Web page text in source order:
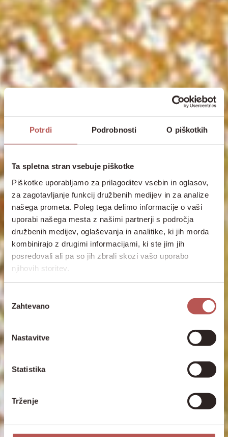
Potrdi Podrobnosti O piškotkih
Ta spletna stran vsebuje piškotke
Piškotke uporabljamo za prilagoditev vsebin in oglasov,
za zagotavljanje funkcij družbenih medijev in za analize
našega prometa. Poleg tega delimo informacije o vaši
uporabi našega mesta z našimi partnerji s področja
družbenih medijev, oglaševanja in analitike, ki jih morda
kombinirajo z drugimi informacijami, ki ste jim jih
posredovali ali pa so jih zbrali skozi vašo uporabo
njihovih storitev.
Izbira
soglasja
Zahtevano
Nastavitve
Statistika
Trženje